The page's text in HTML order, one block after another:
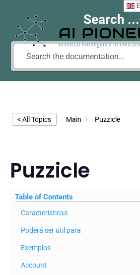
Search ...
< All Topics Main Puzzicle
Puzzicle
Table of Contents
Características
Poderá ser útil para
Exemplos
Account